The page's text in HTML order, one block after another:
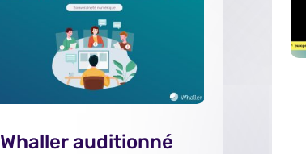
Whaller auditionné